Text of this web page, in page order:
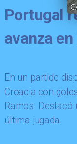
Portugal
avanza
En un partido
Croacia con
Ramos.
última jugada.